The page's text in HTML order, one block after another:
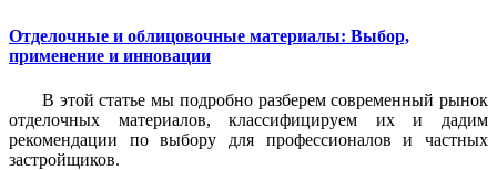
Отделочные и облицовочные материалы: Выбор,
применение и инновации
В этой статье мы подробно разберем современный рынок
отделочных материалов, классифицируем их и дадим
рекомендации по выбору для профессионалов и частных
застройщиков.